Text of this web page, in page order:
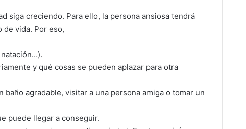
siga creciendo. Para ello, la persona ansiosa tendrá
de vida. Por eso,
y qué cosas se pueden aplazar para otra
agradable, visitar a una persona amiga o tomar un
puede llegar a conseguir.